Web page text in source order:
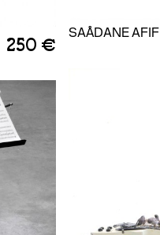
SAÂDANE AFIF
250 €